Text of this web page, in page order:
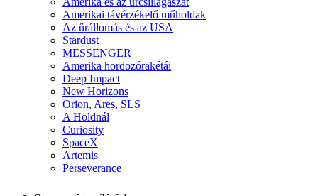
Amerikai távérzékelő műholdak
Az űrállomás és az USA
Stardust
MESSENGER
Amerika hordozórakétái
Deep Impact
New Horizons
Orion, Ares, SLS
A Holdnál
Curiosity
SpaceX
Artemis
Perseverance